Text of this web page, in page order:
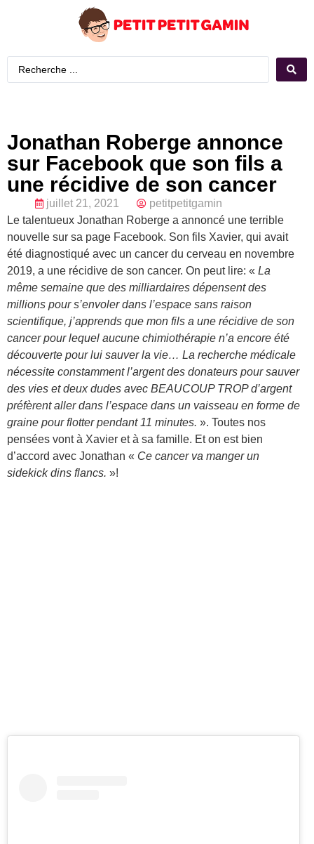
Jonathan Roberge annonce
sur Facebook que son fils a
une récidive de son cancer
juillet 21, 2021
petitpetitgamin
Le talentueux Jonathan Roberge a annoncé une terrible
nouvelle sur sa page Facebook. Son fils Xavier, qui avait
été diagnostiqué avec un cancer du cerveau en novembre
2019, a une récidive de son cancer. On peut lire: « La
même semaine que des milliardaires dépensent des
millions pour s’envoler dans l’espace sans raison
scientifique, j’apprends que mon fils a une récidive de son
cancer pour lequel aucune chimiothérapie n’a encore été
découverte pour lui sauver la vie… La recherche médicale
nécessite constamment l’argent des donateurs pour sauver
des vies et deux dudes avec BEAUCOUP TROP d’argent
préfèrent aller dans l’espace dans un vaisseau en forme de
graine pour flotter pendant 11 minutes. ». Toutes nos
pensées vont à Xavier et à sa famille. Et on est bien
d’accord avec Jonathan « Ce cancer va manger un
sidekick dins flancs. »!